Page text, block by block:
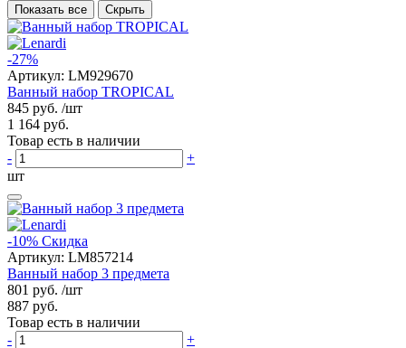
Показать все Скрыть
-27%
Артикул: LM929670
Ванный набор TROPICAL
845 руб. /шт
1 164 руб.
Товар есть в наличии
-
+
шт
-10% Скидка
Артикул: LM857214
Ванный набор 3 предмета
801 руб. /шт
887 руб.
Товар есть в наличии
-
+